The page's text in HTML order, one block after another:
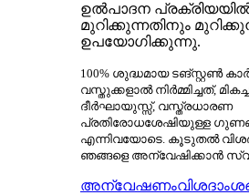
ഉൽപാദന
മുറിക്കുന്നതിനും
ഉപയോഗിക്കുന്നു.
100% ശുദ്ധമായ ടങ്സ്റ്റൺ
വസ്തുക്കളാൽ നിർമ്മിച്ചത്,
ദീർഘായുസ്സ്, വസ്ത്രധാരണ
പ്രതിരോധശേഷിയുള്ള
എന്നിവയോടെ. കൂടുതൽ
ഞങ്ങളെ അന്വേഷിക്കാൻ
അന്വേഷണം